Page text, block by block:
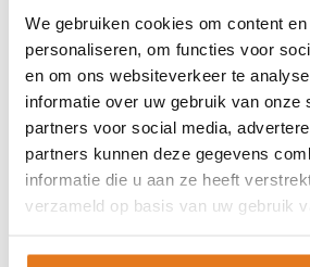
We gebruiken cookies om content
personaliseren, om functies voor
en om ons websiteverkeer te
informatie over uw gebruik van onze
partners voor social media,
partners kunnen deze gegevens
informatie die u aan ze heeft
verzameld op basis van uw gebruik
Contact
ASSORTIMENT
Appendages
Biomassa ketels
Boilers
Buffervaten
CV haard